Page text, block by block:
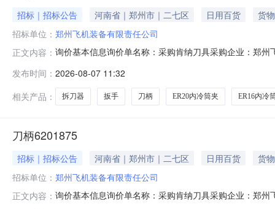
招标｜招标公告 河南省｜郑州市｜二七区 日用百货
货物
招标单位： 郑州飞机装备有限责任公司
正文内容： 询价基本信息询价单名称：采购肯纳刀具采购企业：郑
账180天后支付交货地址：河南省郑州市二七区南三环中
式交货日期/计划原产地
发布时间： 2026-08-07 11:32
相关产品：
拆刀器 扳手 刀柄 ER20内冷筒夹 ER16内冷
刀柄6201875
招标｜招标公告 河南省｜郑州市｜二七区 日用百货
货物
招标单位： 郑州飞机装备有限责任公司
正文内容： 询价基本信息询价单名称：采购肯纳刀具采购企业：郑